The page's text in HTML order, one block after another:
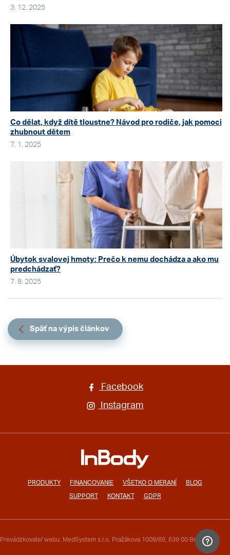
3. 12. 2025
Co dělat, když dítě tloustne? Návod pro rodiče, jak pomoci
zhubnout dětem
7. 1. 2025
Úbytok svalovej hmoty: Prečo k nemu dochádza a ako mu
predchádzať?
7. 8. 2025
Späť na výpis článkov
Facebook
Instagram
PRODUKTY FINANCOVANIE VŠETKO O MERANÍ BLOG
SUPPORT KONTAKT GDPR
Prevádzkovateľ webu: MedSystem s.r.o. Pražákova 1008/69, 639 00 Brno